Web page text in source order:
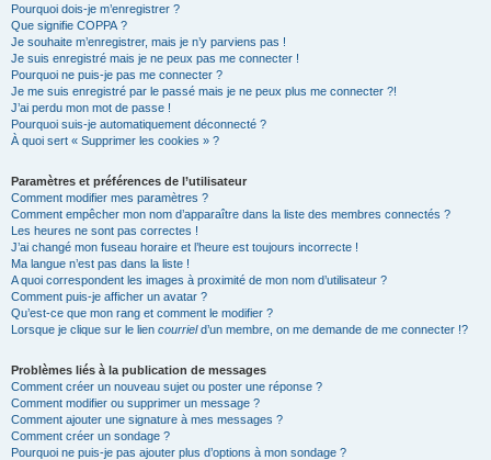
Pourquoi dois-je m’enregistrer ?
Que signifie COPPA ?
Je souhaite m’enregistrer, mais je n’y parviens pas !
Je suis enregistré mais je ne peux pas me connecter !
Pourquoi ne puis-je pas me connecter ?
Je me suis enregistré par le passé mais je ne peux plus me connecter ?!
J’ai perdu mon mot de passe !
Pourquoi suis-je automatiquement déconnecté ?
À quoi sert « Supprimer les cookies » ?
Paramètres et préférences de l’utilisateur
Comment modifier mes paramètres ?
Comment empêcher mon nom d’apparaître dans la liste des membres connectés ?
Les heures ne sont pas correctes !
J’ai changé mon fuseau horaire et l’heure est toujours incorrecte !
Ma langue n’est pas dans la liste !
A quoi correspondent les images à proximité de mon nom d’utilisateur ?
Comment puis-je afficher un avatar ?
Qu’est-ce que mon rang et comment le modifier ?
Lorsque je clique sur le lien courrield’un membre, on me demande de me connecter !?
Problèmes liés à la publication de messages
Comment créer un nouveau sujet ou poster une réponse ?
Comment modifier ou supprimer un message ?
Comment ajouter une signature à mes messages ?
Comment créer un sondage ?
Pourquoi ne puis-je pas ajouter plus d’options à mon sondage ?